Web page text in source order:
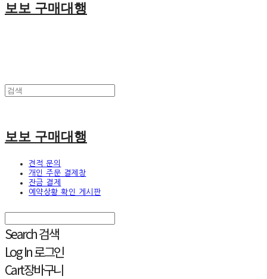
보보 구매대행
보보 구매대행
견적 문의
개인 주문 결제창
잔금 결제
예약상황 확인 게시판
Search검색
Log In로그인
Cart장바구니